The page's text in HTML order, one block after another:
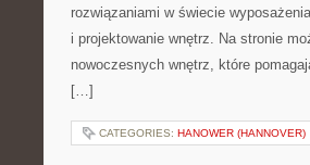
rozwiązaniami w świecie
i projektowanie wnętrz. Na stronie
nowoczesnych wnętrz, które
[…]
CATEGORIES: HANOWER (HANNOVER)